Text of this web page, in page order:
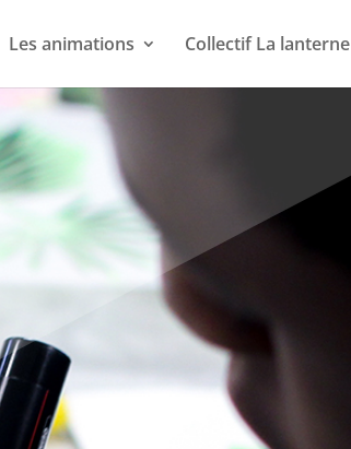
Les animations Collectif La lanterne